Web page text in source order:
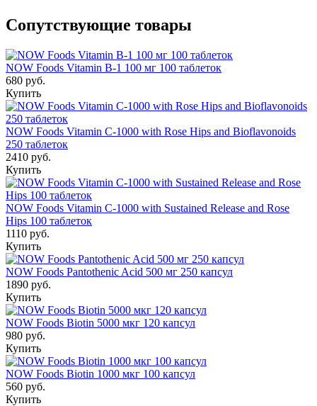
Сопутствующие товары
NOW Foods Vitamin B-1 100 мг 100 таблеток
680 руб.
Купить
NOW Foods Vitamin C-1000 with Rose Hips and Bioflavonoids
250 таблеток
2410 руб.
Купить
NOW Foods Vitamin C-1000 with Sustained Release and Rose
Hips 100 таблеток
1110 руб.
Купить
NOW Foods Pantothenic Acid 500 мг 250 капсул
1890 руб.
Купить
NOW Foods Biotin 5000 мкг 120 капсул
980 руб.
Купить
NOW Foods Biotin 1000 мкг 100 капсул
560 руб.
Купить